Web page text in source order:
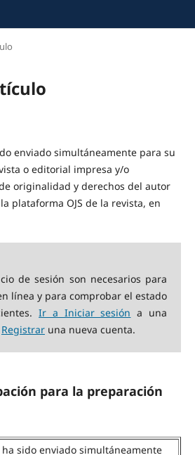
enviado simultáneamente para su
o editorial impresa y/o
originalidad y derechos del autor
plataforma OJS de la revista, en
de sesión son necesarios para
línea y para comprobar el estado
Ir a Iniciar sesión a una
Registraruna nueva cuenta.
para la preparación
sido enviado simultáneamente